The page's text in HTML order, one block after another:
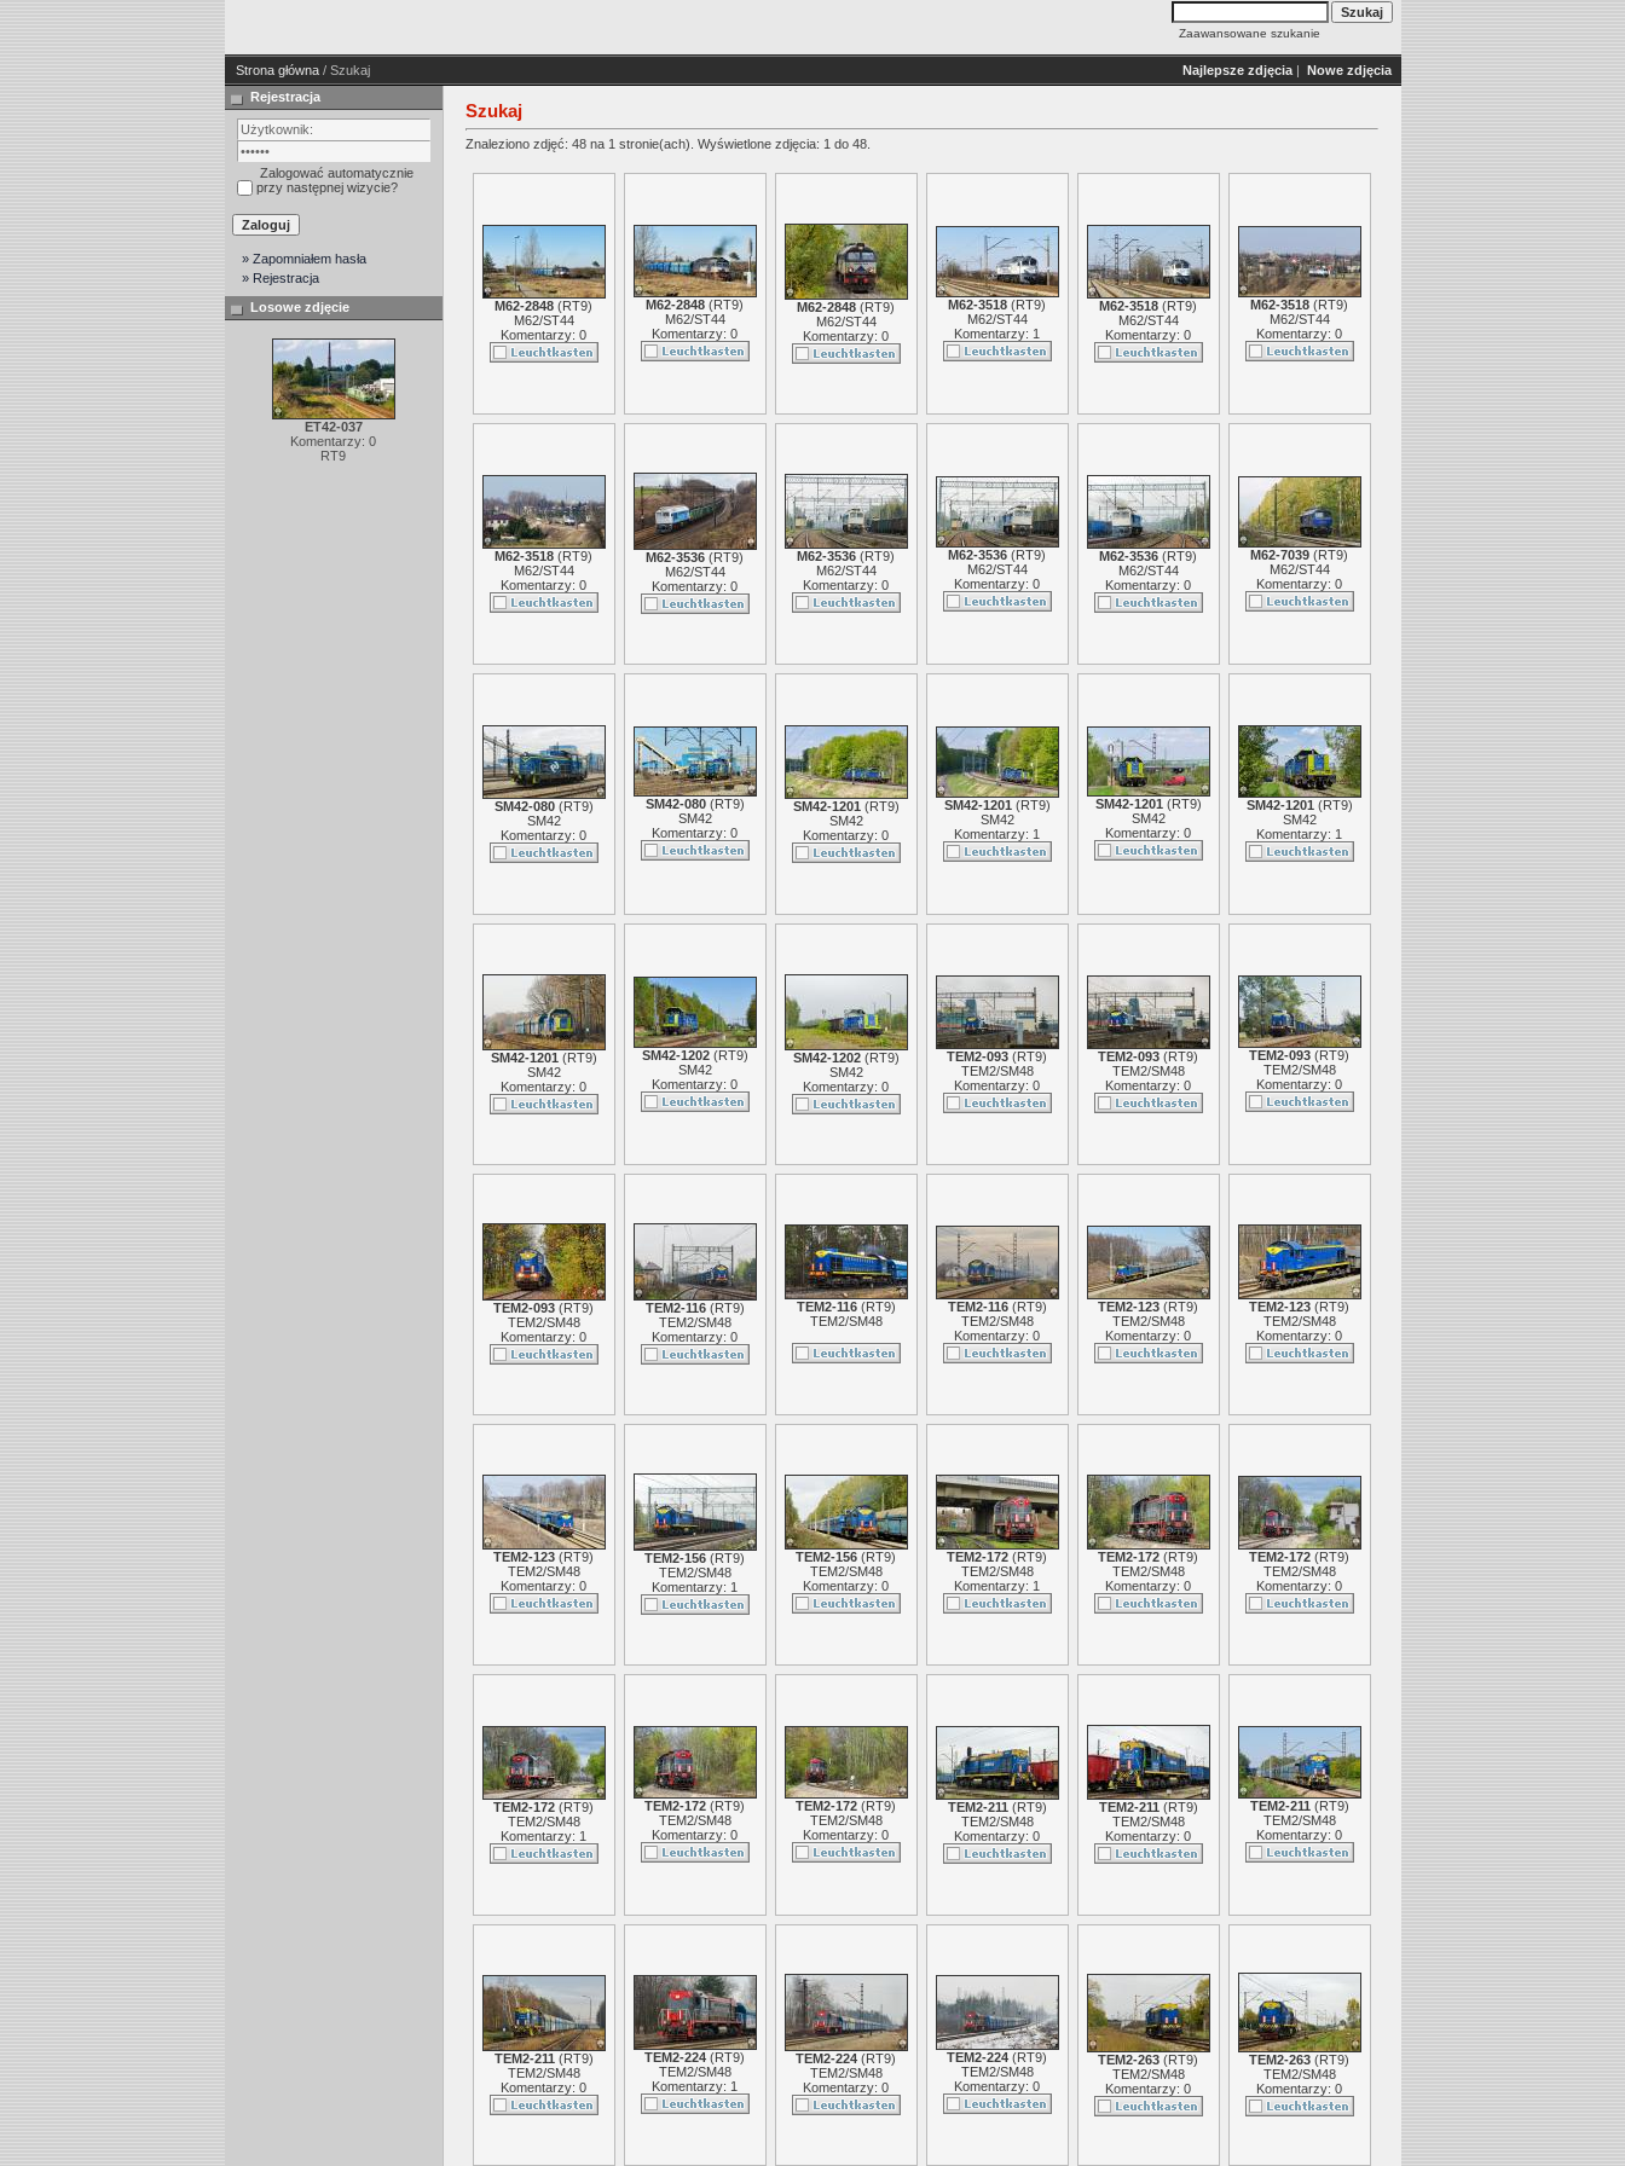
Zaawansowane szukanie
Strona główna/ Szukaj Najlepsze zdjęcia| Nowe zdjęcia
Rejestracja
Zalogować automatycznie
przy następnej wizycie?
» Zapomniałem hasła
» Rejestracja
Losowe zdjęcie
ET42-037
Komentarzy: 0
RT9
Szukaj
Znaleziono zdjęć: 48 na 1 stronie(ach). Wyświetlone zdjęcia: 1 do 48.
M62-2848 (RT9)
M62/ST44
Komentarzy: 0
M62-2848 (RT9)
M62/ST44
Komentarzy: 0
M62-2848 (RT9)
M62/ST44
Komentarzy: 0
M62-3518 (RT9)
M62/ST44
Komentarzy: 1
M62-3518 (RT9)
M62/ST44
Komentarzy: 0
M62-3518 (RT9)
M62/ST44
Komentarzy: 0
M62-3518 (RT9)
M62/ST44
Komentarzy: 0
M62-3536 (RT9)
M62/ST44
Komentarzy: 0
M62-3536 (RT9)
M62/ST44
Komentarzy: 0
M62-3536 (RT9)
M62/ST44
Komentarzy: 0
M62-3536 (RT9)
M62/ST44
Komentarzy: 0
M62-7039 (RT9)
M62/ST44
Komentarzy: 0
SM42-080(RT9)
SM42
Komentarzy: 0
SM42-080(RT9)
SM42
Komentarzy: 0
SM42-1201 (RT9)
SM42
Komentarzy: 0
SM42-1201 (RT9)
SM42
Komentarzy: 1
SM42-1201 (RT9)
SM42
Komentarzy: 0
SM42-1201 (RT9)
SM42
Komentarzy: 1
SM42-1201 (RT9)
SM42
Komentarzy: 0
SM42-1202(RT9)
SM42
Komentarzy: 0
SM42-1202(RT9)
SM42
Komentarzy: 0
TEM2-093 (RT9)
TEM2/SM48
Komentarzy: 0
TEM2-093 (RT9)
TEM2/SM48
Komentarzy: 0
TEM2-093 (RT9)
TEM2/SM48
Komentarzy: 0
TEM2-093 (RT9)
TEM2/SM48
Komentarzy: 0
TEM2-116(RT9)
TEM2/SM48
Komentarzy: 0
TEM2-116(RT9)
TEM2/SM48
TEM2-116(RT9)
TEM2/SM48
Komentarzy: 0
TEM2-123 (RT9)
TEM2/SM48
Komentarzy: 0
TEM2-123 (RT9)
TEM2/SM48
Komentarzy: 0
TEM2-123 (RT9)
TEM2/SM48
Komentarzy: 0
TEM2-156 (RT9)
TEM2/SM48
Komentarzy: 1
TEM2-156 (RT9)
TEM2/SM48
Komentarzy: 0
TEM2-172 (RT9)
TEM2/SM48
Komentarzy: 1
TEM2-172 (RT9)
TEM2/SM48
Komentarzy: 0
TEM2-172 (RT9)
TEM2/SM48
Komentarzy: 0
TEM2-172 (RT9)
TEM2/SM48
Komentarzy: 1
TEM2-172 (RT9)
TEM2/SM48
Komentarzy: 0
TEM2-172 (RT9)
TEM2/SM48
Komentarzy: 0
TEM2-211 (RT9)
TEM2/SM48
Komentarzy: 0
TEM2-211 (RT9)
TEM2/SM48
Komentarzy: 0
TEM2-211 (RT9)
TEM2/SM48
Komentarzy: 0
TEM2-211 (RT9)
TEM2/SM48
Komentarzy: 0
TEM2-224 (RT9)
TEM2/SM48
Komentarzy: 1
TEM2-224 (RT9)
TEM2/SM48
Komentarzy: 0
TEM2-224 (RT9)
TEM2/SM48
Komentarzy: 0
TEM2-263 (RT9)
TEM2/SM48
Komentarzy: 0
TEM2-263 (RT9)
TEM2/SM48
Komentarzy: 0